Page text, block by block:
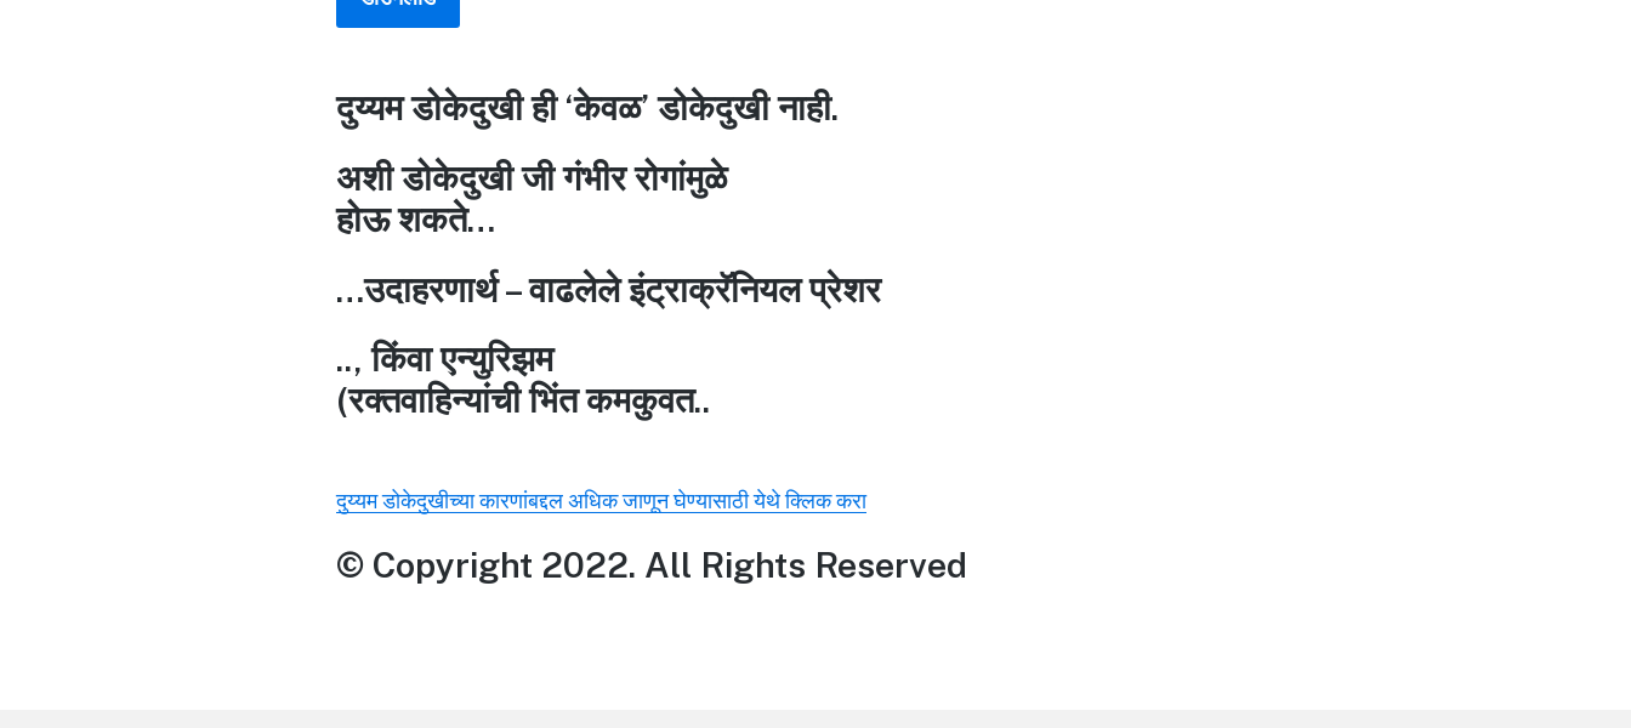
दुय्यम डोकेदुखी ही ‘केवळ’ डोकेदुखी नाही.
अशी डोकेदुखी जी गंभीर रोगांमुळे
होऊ शकते…
…उदाहरणार्थ – वाढलेले इंट्राक्रॅनियल प्रेशर
.., किंवा एन्युरिझम
(रक्तवाहिन्यांची भिंत कमकुवत..
दुय्यम डोकेदुखीच्या कारणांबद्दल अधिक जाणून घेण्यासाठी येथे क्लिक करा
© Copyright 2022. All Rights Reserved